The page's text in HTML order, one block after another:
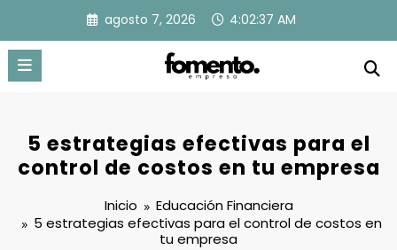
contenido
agosto 7, 2026 4:02:38 AM
5 estrategias efectivas para el
control de costos en tu empresa
Inicio
Educación Financiera
5 estrategias efectivas para el control de costos en
tu empresa